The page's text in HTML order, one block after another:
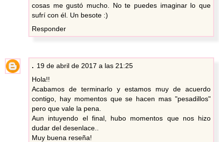
cosas me gustó mucho. No te puedes imaginar lo que
sufrí con él. Un besote :)
Responder
. 19 de abril de 2017 a las 21:25
Hola!!
Acabamos de terminarlo y estamos muy de acuerdo
contigo, hay momentos que se hacen mas "pesadillos"
pero que vale la pena.
Aun intuyendo el final, hubo momentos que nos hizo
dudar del desenlace..
Muy buena reseña!